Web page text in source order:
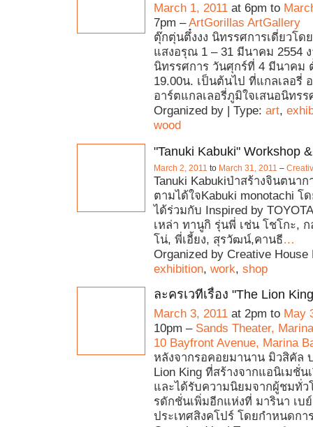
March 1, 2011 at 6pm to
7pm –ArtGorillas ArtGallery
ตุ๊กตุ่นตึ๋งงง นิทรรศการเดี่ยว​โด
แสงอรุณ 1 – 31 มีนาคม 2554
นิทรรศการ วันศุกร์ที่ 4 มีนาคม
19.00น. เป็นต้นไป ที่แกลเลอรี่
อาร์ตแกลเลอรี่ภูมิใจเสนอนิทรร
Organized by | Type: art,
wood
"Tanuki Kabuki" Workshop
March 2, 2011 to March 31, 2011 –
Tanuki Kabukiป่าสร้างจินตนาก
ตามได้ใจKabuki monotachi โ
ได้ร่วมกับ Inspired by
เหล่า ทานูกิ รุ่นพี่ เช่น โชโกะ,
โน่, พี่เอี้ยง, สุรวัฒน์,คานธี…
Organized by Creative House
exhibition, work, shop
ละครเวทีเรื่อง "The Lion
March 3, 2011 at 2pm to May
10pm – Sands Theater,
10 Bayfront Avenue, Marina
หลังจากรอคอยมานาน มิวสิคัล
Lion King ที่สร้างจากแอนิเมชั่น
และได้รับความนิยมจากผู้ชมทั่ว
รดักชั่นเพิ่มอีกแห่งที่ มารินา เบ
ประเทศสิงคโปร์ โดยกำหนดกา